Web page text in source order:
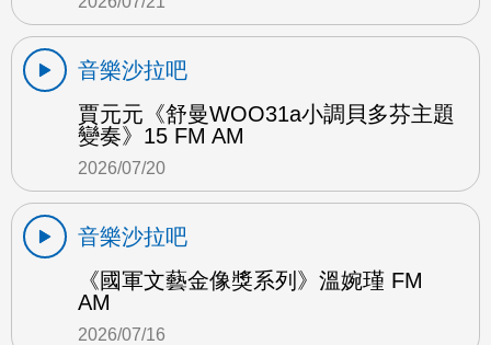
音樂沙拉吧
賈元元《舒曼WOO31a小調貝多芬主題
變奏》15 FM AM
2026/07/20
音樂沙拉吧
《國軍文藝金像獎系列》溫婉瑾 FM
AM
2026/07/16